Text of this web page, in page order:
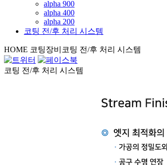
alpha 900
alpha 400
alpha 200
코팅 전/후 처리 시스템
HOME 코팅장비 코팅 전/후 처리 시스템
코팅 전/후 처리 시스템